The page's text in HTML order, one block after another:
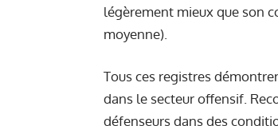
légèrement mieux que son
moyenne).
Tous ces registres
dans le secteur offensif.
défenseurs dans des